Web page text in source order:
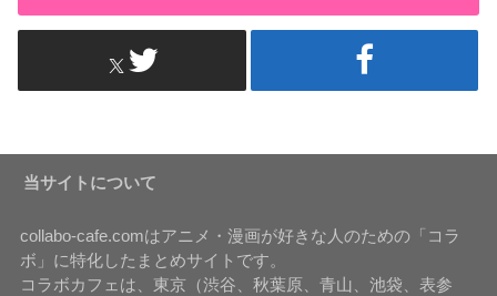
当サイトについて
collabo-cafe.comはアニメ・漫画が好きな人のための「コラ
ボ」に特化したまとめサイトです。
コラボカフェは、東京（渋谷、秋葉原、青山、池袋、表参